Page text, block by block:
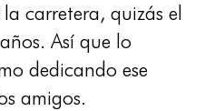
carretera, quizás el
Así que lo
dedicando ese
amigos.